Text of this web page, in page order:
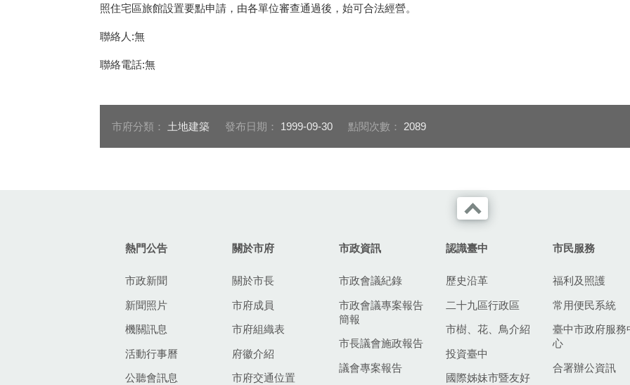
照住宅區旅館設置要點申請，由各單位審查通過後，始可合法經營。
聯絡人:無
聯絡電話:無
市府分類： 土地建築 發布日期： 1999-09-30 點閱次數： 2089
熱門公告
市政新聞
新聞照片
機關訊息
活動行事曆
公聽會訊息
關於市府
關於市長
市府成員
市府組織表
府徽介紹
市府交通位置
市政資訊
市政會議紀錄
市政會議專案報告
簡報
市長議會施政報告
議會專案報告
認識臺中
歷史沿革
二十九區行政區
市樹、花、鳥介紹
投資臺中
國際姊妹市暨友好
市民服務
福利及照護
常用便民系統
臺中市政府服務
心
合署辦公資訊